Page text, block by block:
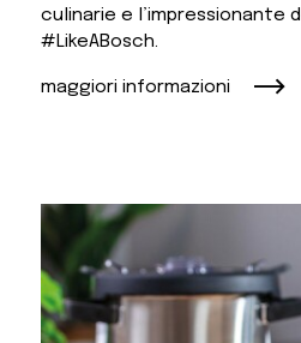
culinarie e l’impressionante
#LikeABosch.
maggiori informazioni